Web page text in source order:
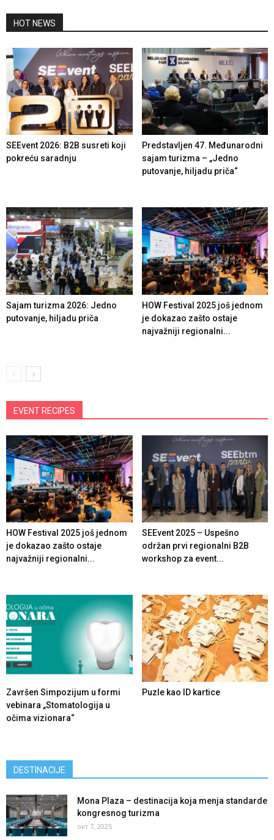
HOT NEWS
SEEvent 2026: B2B susreti koji
pokreću saradnju
Predstavljen 47. Međunarodni
sajam turizma – „Jedno
putovanje, hiljadu priča“
Sajam turizma 2026: Jedno
putovanje, hiljadu priča
HOW Festival 2025 još jednom
je dokazao zašto ostaje
najvažniji regionalni...
EVENT RECIPES
HOW Festival 2025 još jednom
je dokazao zašto ostaje
najvažniji regionalni...
SEEvent 2025 – Uspešno
održan prvi regionalni B2B
workshop za event...
Završen Simpozijum u formi
vebinara „Stomatologija u
očima vizionara“
Puzle kao ID kartice
DESTINACIJE
Mona Plaza – destinacija koja menja standarde
kongresnog turizma
окт 7, 2025